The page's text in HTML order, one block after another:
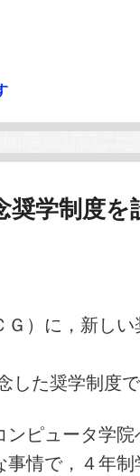
奨学制度を
）に，新し
した奨学制度
ピュータ学
情で，４年